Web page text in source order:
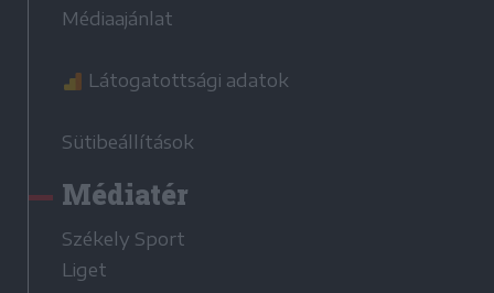
Médiaajánlat
Látogatottsági adatok
Sütibeállítások
Médiatér
Székely Sport
Liget